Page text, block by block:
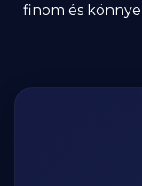
finom és